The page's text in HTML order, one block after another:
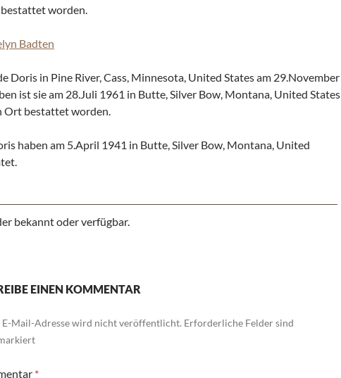
worden.
Badten
Doris in Pine River, Cass, Minnesota, United States am 29.November
ist sie am 28.Juli 1961 in Butte, Silver Bow, Montana, United States
Ort bestattet worden.
haben am 5.April 1941 in Butte, Silver Bow, Montana, United
bekannt oder verfügbar.
EINEN KOMMENTAR
E-Mail-Adresse wird nicht veröffentlicht. Erforderliche Felder sind
*